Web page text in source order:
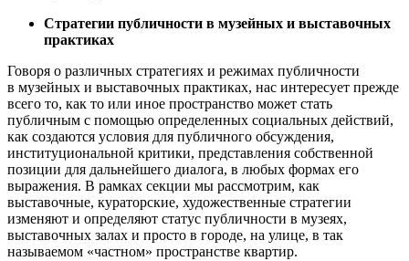
Стратегии публичности в музейных и выставочных
практиках
Говоря о различных стратегиях и режимах публичности
в музейных и выставочных практиках, нас интересует прежде
всего то, как то или иное пространство может стать
публичным с помощью определенных социальных действий,
как создаются условия для публичного обсуждения,
институциональной критики, представления собственной
позиции для дальнейшего диалога, в любых формах его
выражения. В рамках секции мы рассмотрим, как
выставочные, кураторские, художественные стратегии
изменяют и определяют статус публичности в музеях,
выставочных залах и просто в городе, на улице, в так
называемом «частном» пространстве квартир.